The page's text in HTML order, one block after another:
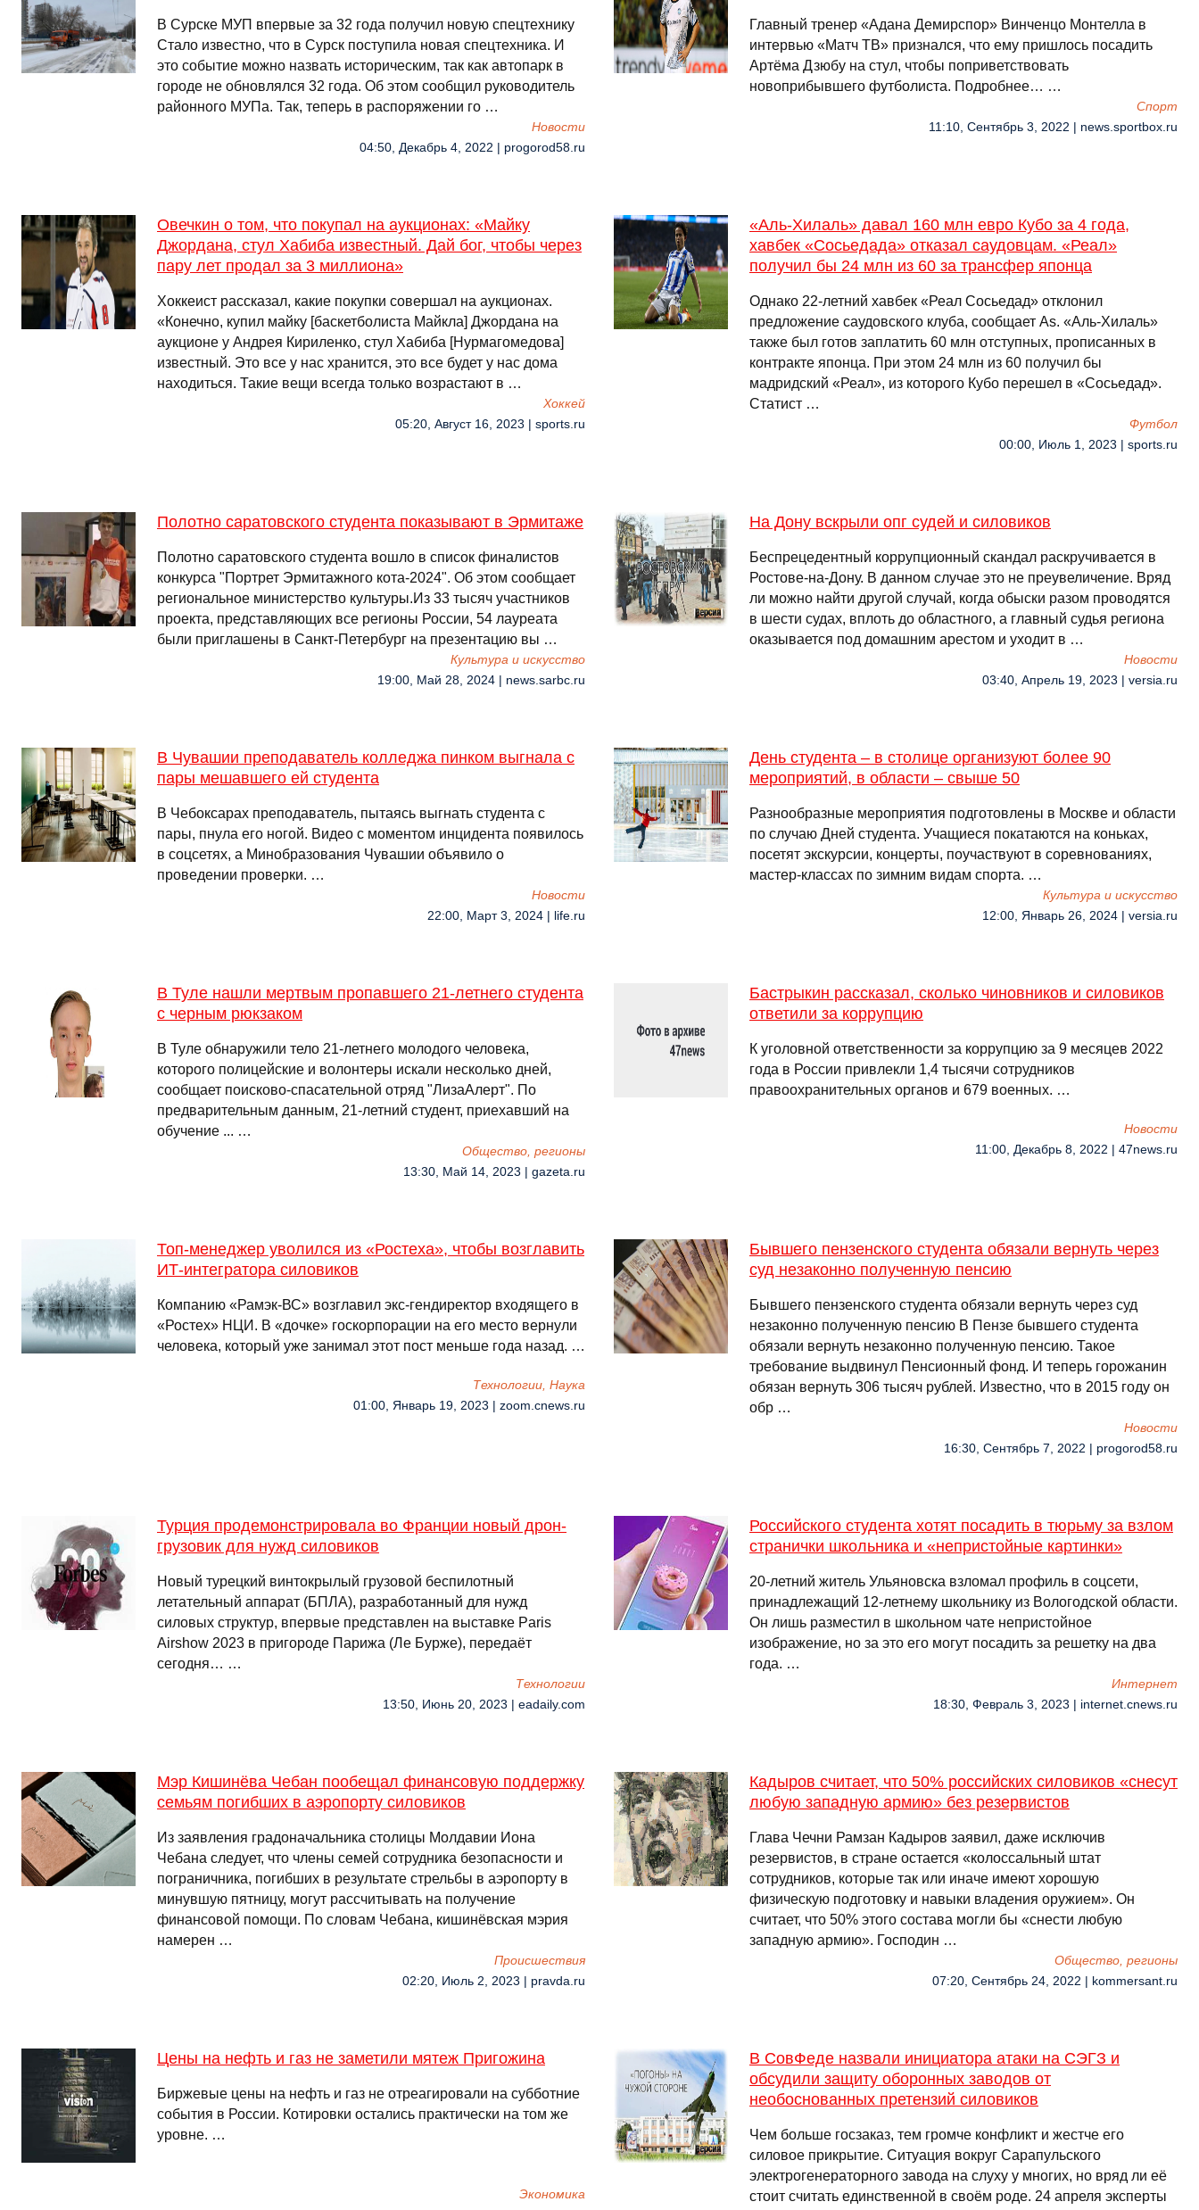
В Сурске МУП впервые за 32 года получил новую спецтехнику
Стало известно, что в Сурск поступила новая спецтехника. И
это событие можно назвать историческим, так как автопарк в
городе не обновлялся 32 года. Об этом сообщил руководитель
районного МУПа. Так, теперь в распоряжении го …
Новости
04:50, Декабрь 4, 2022 | progorod58.ru
Главный тренер «Адана Демирспор» Винченцо Монтелла в
интервью «Матч ТВ» признался, что ему пришлось посадить
Артёма Дзюбу на стул, чтобы поприветствовать
новоприбывшего футболиста. Подробнее… …
Спорт
11:10, Сентябрь 3, 2022 | news.sportbox.ru
Овечкин о том, что покупал на аукционах: «Майку
Джордана, стул Хабиба известный. Дай бог, чтобы через
пару лет продал за 3 миллиона»
Хоккеист рассказал, какие покупки совершал на аукционах.
«Конечно, купил майку [баскетболиста Майкла] Джордана на
аукционе у Андрея Кириленко, стул Хабиба [Нурмагомедова]
известный. Это все у нас хранится, это все будет у нас дома
находиться. Такие вещи всегда только возрастают в …
Хоккей
05:20, Август 16, 2023 | sports.ru
«Аль-Хилаль» давал 160 млн евро Кубо за 4 года,
хавбек «Сосьедада» отказал саудовцам. «Реал»
получил бы 24 млн из 60 за трансфер японца
Однако 22-летний хавбек «Реал Сосьедад» отклонил
предложение саудовского клуба, сообщает As. «Аль-Хилаль»
также был готов заплатить 60 млн отступных, прописанных в
контракте японца. При этом 24 млн из 60 получил бы
мадридский «Реал», из которого Кубо перешел в «Сосьедад».
Статист …
Футбол
00:00, Июль 1, 2023 | sports.ru
Полотно саратовского студента показывают в Эрмитаже
Полотно саратовского студента вошло в список финалистов
конкурса "Портрет Эрмитажного кота-2024". Об этом сообщает
региональное министерство культуры.Из 33 тысяч участников
проекта, представляющих все регионы России, 54 лауреата
были приглашены в Санкт-Петербург на презентацию вы …
Культура и искусство
19:00, Май 28, 2024 | news.sarbc.ru
На Дону вскрыли опг судей и силовиков
Беспрецедентный коррупционный скандал раскручивается в
Ростове-на-Дону. В данном случае это не преувеличение. Вряд
ли можно найти другой случай, когда обыски разом проводятся
в шести судах, вплоть до областного, а главный судья региона
оказывается под домашним арестом и уходит в …
Новости
03:40, Апрель 19, 2023 | versia.ru
В Чувашии преподаватель колледжа пинком выгнала с
пары мешавшего ей студента
В Чебоксарах преподаватель, пытаясь выгнать студента с
пары, пнула его ногой. Видео с моментом инцидента появилось
в соцсетях, а Минобразования Чувашии объявило о
проведении проверки. …
Новости
22:00, Март 3, 2024 | life.ru
День студента – в столице организуют более 90
мероприятий, в области – свыше 50
Разнообразные мероприятия подготовлены в Москве и области
по случаю Дней студента. Учащиеся покатаются на коньках,
посетят экскурсии, концерты, поучаствуют в соревнованиях,
мастер-классах по зимним видам спорта. …
Культура и искусство
12:00, Январь 26, 2024 | versia.ru
В Туле нашли мертвым пропавшего 21-летнего студента
с черным рюкзаком
В Туле обнаружили тело 21-летнего молодого человека,
которого полицейские и волонтеры искали несколько дней,
сообщает поисково-спасательной отряд "ЛизаАлерт". По
предварительным данным, 21-летний студент, приехавший на
обучение ... …
Общество, регионы
13:30, Май 14, 2023 | gazeta.ru
Бастрыкин рассказал, сколько чиновников и силовиков
ответили за коррупцию
К уголовной ответственности за коррупцию за 9 месяцев 2022
года в России привлекли 1,4 тысячи сотрудников
правоохранительных органов и 679 военных. …
Новости
11:00, Декабрь 8, 2022 | 47news.ru
Топ-менеджер уволился из «Ростеха», чтобы возглавить
ИТ-интегратора силовиков
Компанию «Рамэк-ВС» возглавил экс-гендиректор входящего в
«Ростех» НЦИ. В «дочке» госкорпорации на его место вернули
человека, который уже занимал этот пост меньше года назад. …
Технологии, Наука
01:00, Январь 19, 2023 | zoom.cnews.ru
Бывшего пензенского студента обязали вернуть через
суд незаконно полученную пенсию
Бывшего пензенского студента обязали вернуть через суд
незаконно полученную пенсию В Пензе бывшего студента
обязали вернуть незаконно полученную пенсию. Такое
требование выдвинул Пенсионный фонд. И теперь горожанин
обязан вернуть 306 тысяч рублей. Известно, что в 2015 году он
обр …
Новости
16:30, Сентябрь 7, 2022 | progorod58.ru
Турция продемонстрировала во Франции новый дрон-
грузовик для нужд силовиков
Новый турецкий винтокрылый грузовой беспилотный
летательный аппарат (БПЛА), разработанный для нужд
силовых структур, впервые представлен на выставке Paris
Airshow 2023 в пригороде Парижа (Ле Бурже), передаëт
сегодня… …
Технологии
13:50, Июнь 20, 2023 | eadaily.com
Российского студента хотят посадить в тюрьму за взлом
странички школьника и «непристойные картинки»
20-летний житель Ульяновска взломал профиль в соцсети,
принадлежащий 12-летнему школьнику из Вологодской области.
Он лишь разместил в школьном чате непристойное
изображение, но за это его могут посадить за решетку на два
года. …
Интернет
18:30, Февраль 3, 2023 | internet.cnews.ru
Мэр Кишинёва Чебан пообещал финансовую поддержку
семьям погибших в аэропорту силовиков
Из заявления градоначальника столицы Молдавии Иона
Чебана следует, что члены семей сотрудника безопасности и
пограничника, погибших в результате стрельбы в аэропорту в
минувшую пятницу, могут рассчитывать на получение
финансовой помощи. По словам Чебана, кишинёвская мэрия
намерен …
Происшествия
02:20, Июль 2, 2023 | pravda.ru
Кадыров считает, что 50% российских силовиков «снесут
любую западную армию» без резервистов
Глава Чечни Рамзан Кадыров заявил, даже исключив
резервистов, в стране остается «колоссальный штат
сотрудников, которые так или иначе имеют хорошую
физическую подготовку и навыки владения оружием». Он
считает, что 50% этого состава могли бы «снести любую
западную армию». Господин …
Общество, регионы
07:20, Сентябрь 24, 2022 | kommersant.ru
Цены на нефть и газ не заметили мятеж Пригожина
Биржевые цены на нефть и газ не отреагировали на субботние
события в России. Котировки остались практически на том же
уровне. …
Экономика
В СовФеде назвали инициатора атаки на СЭГЗ и
обсудили защиту оборонных заводов от
необоснованных претензий силовиков
Чем больше госзаказ, тем громче конфликт и жестче его
силовое прикрытие. Ситуация вокруг Сарапульского
электрогенераторного завода на слуху у многих, но вряд ли её
стоит считать единственной в своём роде. 24 апреля эксперты